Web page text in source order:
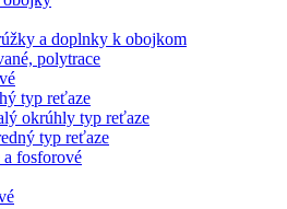
a doplnky k obojkom
polytrace
typ reťaze
okrúhly typ reťaze
typ reťaze
a fosforové